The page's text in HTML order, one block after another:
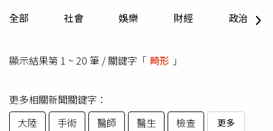
全部 社會 娛樂 財經 政治
顯示結果第 1 ~ 20 筆 / 關鍵字「 畸形 」
更多相關新聞關鍵字：
大陸
手術 醫師 醫生 檢查 更多